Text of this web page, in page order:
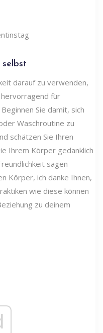
selbst
darauf zu verwenden,
für
Sie damit, sich
Waschroutine zu
schätzen Sie Ihren
Ihrem Körper gedanklich
sagen
Körper, ich danke Ihnen,
wie diese können
zu deinem